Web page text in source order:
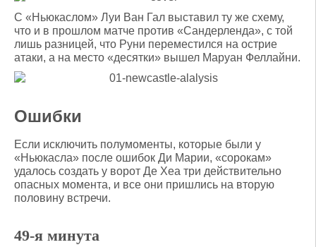
С «Ньюкаслом» Луи Ван Гал выставил ту же схему,
что и в прошлом матче против «Сандерленда», с той
лишь разницей, что Руни переместился на острие
атаки, а на место «десятки» вышел Маруан Феллайни.
Ошибки
Если исключить полумоменты, которые были у
«Ньюкасла» после ошибок Ди Марии, «сорокам»
удалось создать у ворот Де Хеа три действительно
опасных момента, и все они пришлись на вторую
половину встречи.
49-я минута